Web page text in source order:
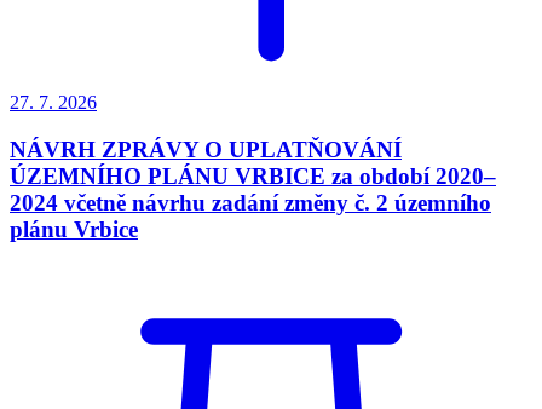
27. 7. 2026
NÁVRH ZPRÁVY O UPLATŇOVÁNÍ
ÚZEMNÍHO PLÁNU VRBICE za období 2020–
2024 včetně návrhu zadání změny č. 2 územního
plánu Vrbice